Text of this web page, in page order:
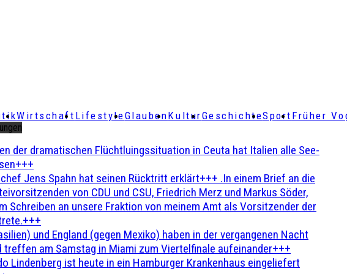
Wirtschaft LifestyleGlaubenKulturGeschichteSport Früher
der dramatischen Flüchtluingssituation in Ceuta hat Italien alle See-
Jens Spahn hat seinen Rücktritt erklärt+++ .In einem Brief an die
von CDU und CSU, Friedrich Merz und Markus Söder,
Schreiben an unsere Fraktion von meinem Amt als Vorsitzender der
und England (gegen Mexiko) haben in der vergangenen Nacht
am Samstag in Miami zum Viertelfinale aufeinander+++
Lindenberg ist heute in ein Hamburger Krankenhaus eingeliefert